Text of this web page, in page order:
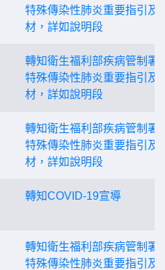
特殊傳染性肺炎重要指引及
材，詳如說明段
轉知衛生福利部疾病管制署
特殊傳染性肺炎重要指引及
材，詳如說明段
轉知衛生福利部疾病管制署
特殊傳染性肺炎重要指引及
材，詳如說明段
轉知COVID-19宣導
轉知衛生福利部疾病管制署
特殊傳染性肺炎重要指引及